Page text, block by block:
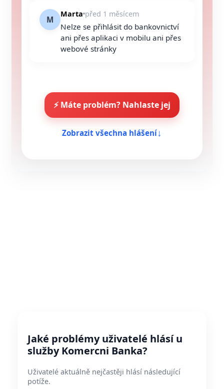
M
Marta před 1 měsícem
Nelze se přihlásit do bankovnictví
ani přes aplikaci v mobilu ani přes
webové stránky
⚡ Máte problém? Nahlaste jej
Zobrazit všechna hlášení↓
Jaké problémy uživatelé hlásí u
služby Komercni Banka?
Uživatelé aktuálně nejčastěji hlásí následující
potíže.